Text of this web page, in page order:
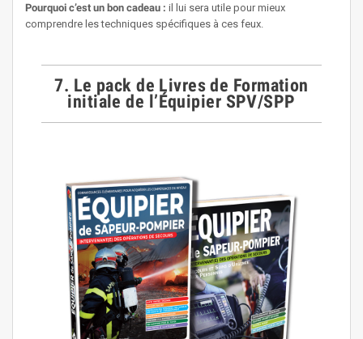
Pourquoi c’est un bon cadeau : il lui sera utile pour mieux
comprendre les techniques spécifiques à ces feux.
7. Le pack de Livres de Formation
initiale de l’Équipier SPV/SPP